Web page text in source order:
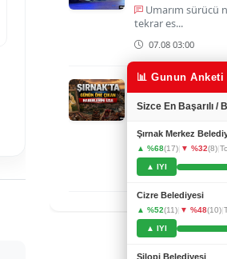
Umarım sürücü
tekrar es...
07.08 03:00
Şırnak'ta 6
Çıkan Haberleri
Anne adaylarına
gerçekten çok f...
07.08 02:00
📊 Gunun Anketi
Sizce En Başarılı /
Şırnak Merkez
▲ %68(17)| ▼ %32(8)|
▲ IYI
Cizre Belediyesi
▲ %52(11)| ▼ %48(10)|
▲ IYI
Silopi Belediyesi